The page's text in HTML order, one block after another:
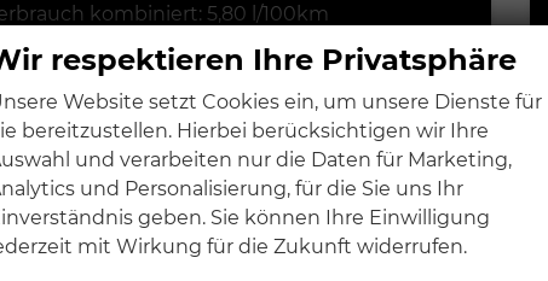
kombiniert: 5,80 l/100km
2 -Emissionen:131,00 g/km
respektieren Ihre Privatsphäre
Website setzt Cookies ein, um unsere Dienste für
bereitzustellen. Hierbei berücksichtigen wir Ihre
und verarbeiten nur die Daten für Marketing,
und Personalisierung, für die Sie uns Ihr
geben. Sie können Ihre Einwilligung
mit Wirkung für die Zukunft widerrufen.